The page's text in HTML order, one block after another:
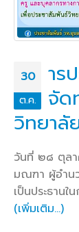
30
ต.ค.
าร
จัด
วิทยาลั
วันที่ ๒๘ ตุล
มณฑา ผู้อำน
เป็นประธาน
(เพิ่มเติม…)